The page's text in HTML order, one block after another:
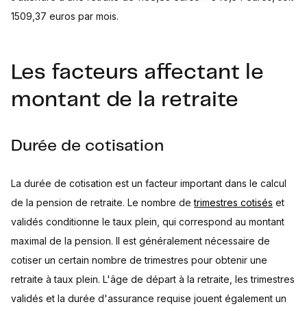
1509,37 euros par mois.
Les facteurs affectant le
montant de la retraite
Durée de cotisation
La durée de cotisation est un facteur important dans le calcul
de la pension de retraite. Le nombre detrimestres cotisés et
validés conditionne le taux plein, qui correspond au montant
maximal de la pension. Il est généralement nécessaire de
cotiser un certain nombre de trimestres pour obtenir une
retraite à taux plein. L'âge de départ à la retraite, les trimestres
validés et la durée d'assurance requise jouent également un